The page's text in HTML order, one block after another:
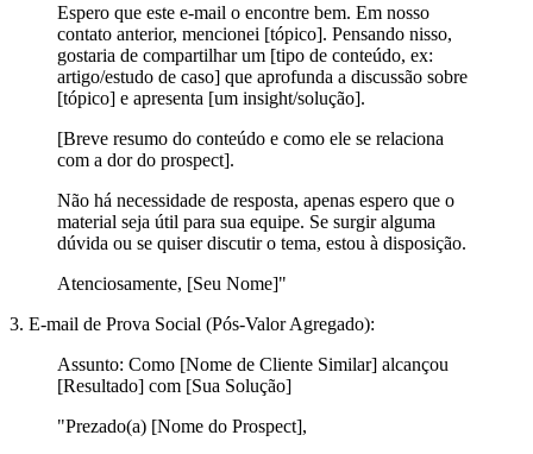
Espero que este e-mail o encontre bem. Em nosso
contato anterior, mencionei [tópico]. Pensando nisso,
gostaria de compartilhar um [tipo de conteúdo, ex:
artigo/estudo de caso] que aprofunda a discussão sobre
[tópico] e apresenta [um insight/solução].
[Breve resumo do conteúdo e como ele se relaciona
com a dor do prospect].
Não há necessidade de resposta, apenas espero que o
material seja útil para sua equipe. Se surgir alguma
dúvida ou se quiser discutir o tema, estou à disposição.
Atenciosamente, [Seu Nome]"
3. E-mail de Prova Social (Pós-Valor Agregado):
Assunto: Como [Nome de Cliente Similar] alcançou
[Resultado] com [Sua Solução]
"Prezado(a) [Nome do Prospect],